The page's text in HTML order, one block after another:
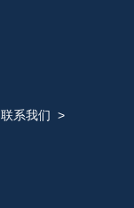
联系我们 >